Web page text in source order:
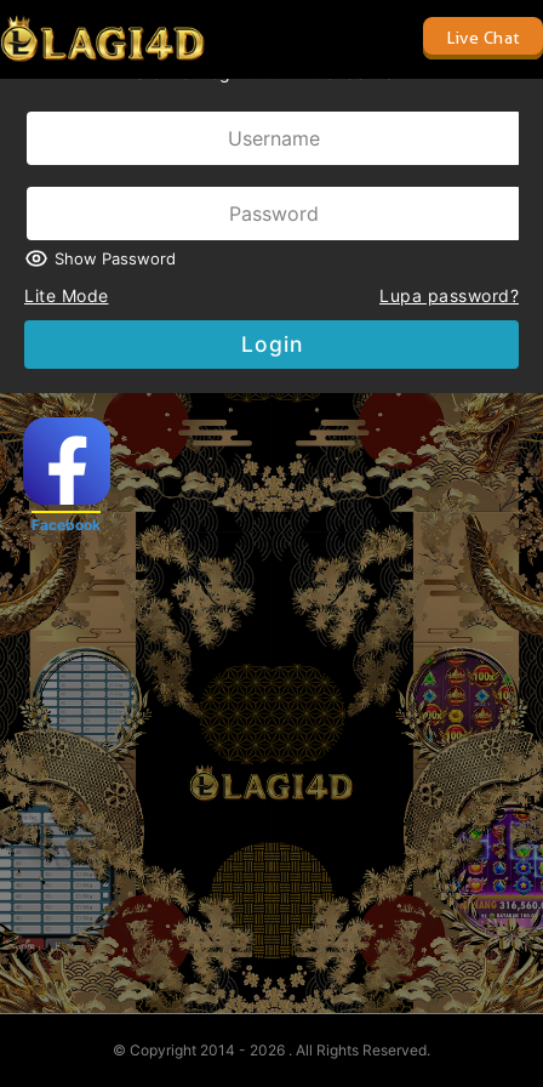
Live Chat
BISA LANGSUNG DI CLAIM OTOMATIS
Show Password
Lite Mode Lupa password?
Login
Facebook
© Copyright 2014 - 2026 . All Rights Reserved.